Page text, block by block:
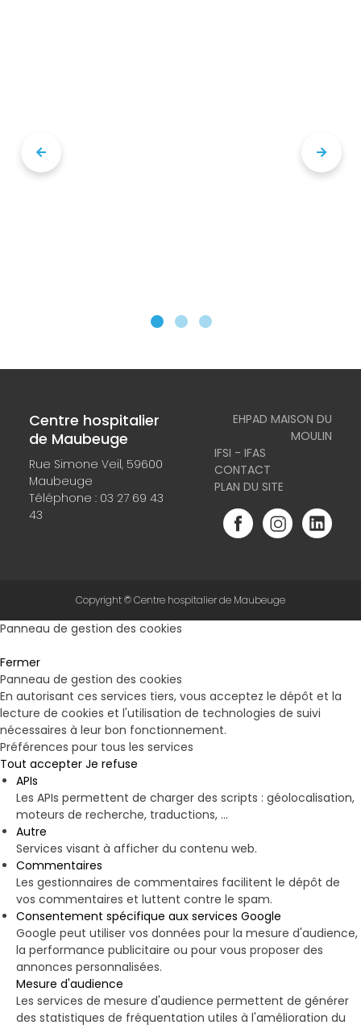
Centre hospitalier
de Maubeuge
Rue Simone Veil, 59600
Maubeuge
Téléphone : 03 27 69 43
43
EHPAD MAISON DU
MOULIN
IFSI - IFAS
CONTACT
PLAN DU SITE
Copyright © Centre hospitalier de Maubeuge
Panneau de gestion des cookies
Fermer
Panneau de gestion des cookies
En autorisant ces services tiers, vous acceptez le dépôt et la
lecture de cookies et l'utilisation de technologies de suivi
nécessaires à leur bon fonctionnement.
Préférences pour tous les services
Tout accepter Je refuse
APIs
Les APIs permettent de charger des scripts : géolocalisation,
moteurs de recherche, traductions, ...
Autre
Services visant à afficher du contenu web.
Commentaires
Les gestionnaires de commentaires facilitent le dépôt de
vos commentaires et luttent contre le spam.
Consentement spécifique aux services Google
Google peut utiliser vos données pour la mesure d'audience,
la performance publicitaire ou pour vous proposer des
annonces personnalisées.
Mesure d'audience
Les services de mesure d'audience permettent de générer
des statistiques de fréquentation utiles à l'amélioration du